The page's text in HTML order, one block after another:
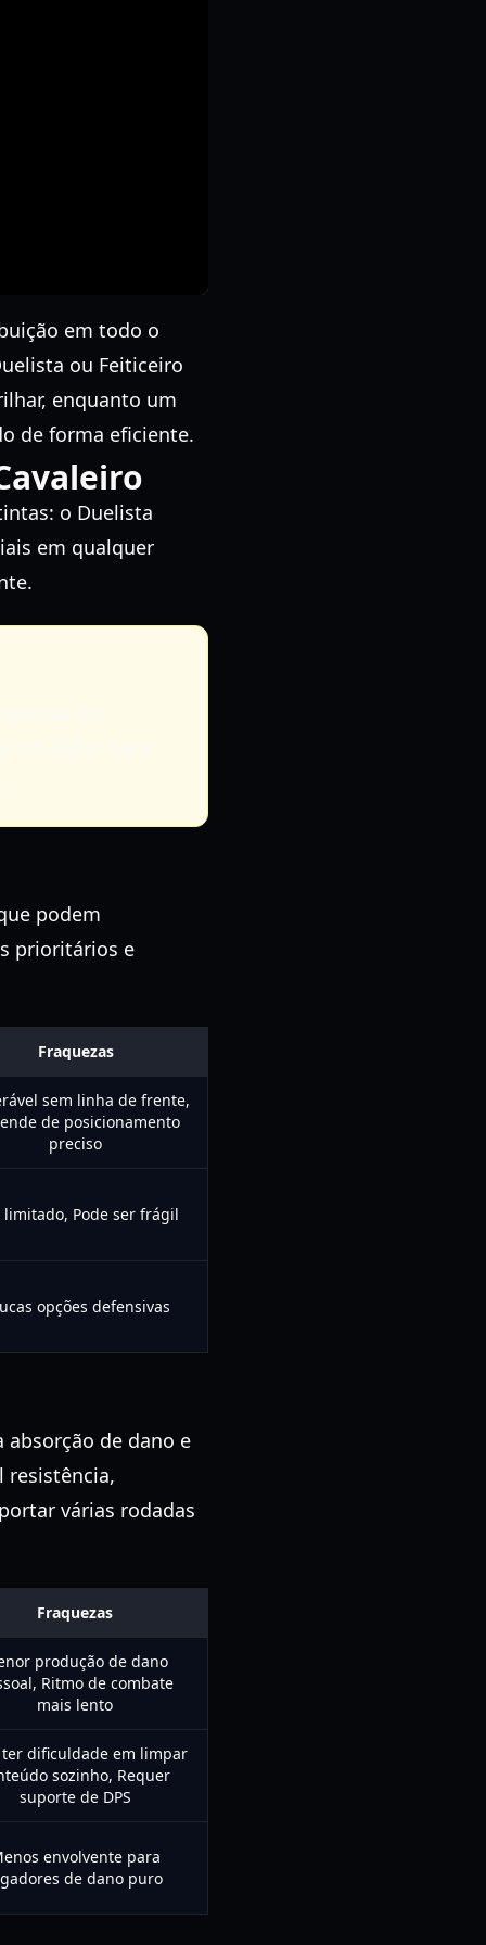
em todo o
ou Feiticeiro
enquanto um
de forma eficiente.
o Duelista
em qualquer
podem
prioritários e
Fraquezas
sem linha de frente,
de posicionamento
preciso
limitado, Pode ser frágil
opções defensivas
absorção de dano e
resistência,
várias rodadas
Fraquezas
produção de dano
Ritmo de combate
mais lento
ter dificuldade em limpar
sozinho, Requer
suporte de DPS
envolvente para
de dano puro